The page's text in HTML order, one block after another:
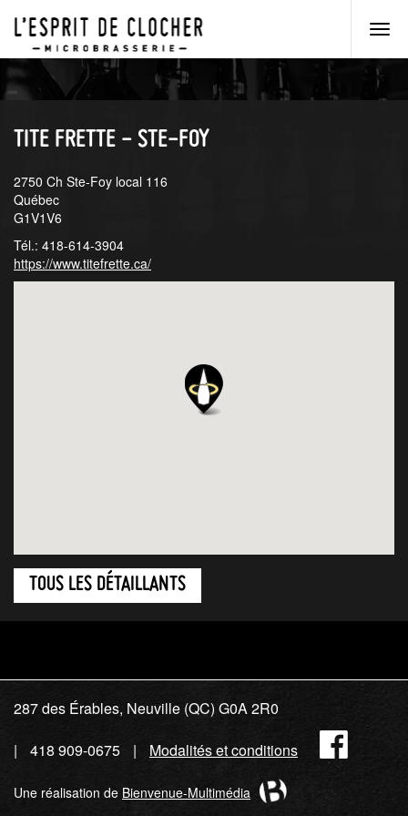
Aller
au
menu
Aller
au
contenu
TITE FRETTE - STE-FOY
2750 Ch Ste-Foy local 116
Québec
G1V1V6
Tél.: 418-614-3904
https://www.titefrette.ca/
TOUS LES DÉTAILLANTS
287 des Érables, Neuville (QC) G0A 2R0
418 909-0675
Modalités et conditions
Une réalisation de Bienvenue-Multimédia